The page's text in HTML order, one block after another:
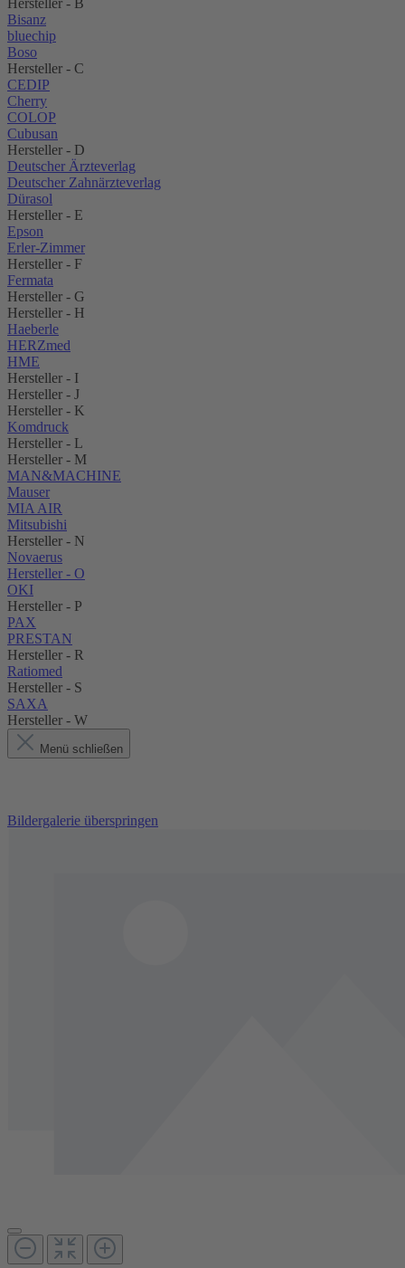
Hersteller - B
Bisanz
bluechip
Boso
Hersteller - C
CEDIP
Cherry
COLOP
Cubusan
Hersteller - D
Deutscher Ärzteverlag
Deutscher Zahnärzteverlag
Dürasol
Hersteller - E
Epson
Erler-Zimmer
Hersteller - F
Fermata
Hersteller - G
Hersteller - H
Haeberle
HERZmed
HME
Hersteller - I
Hersteller - J
Hersteller - K
Komdruck
Hersteller - L
Hersteller - M
MAN&MACHINE
Mauser
MIA AIR
Mitsubishi
Hersteller - N
Novaerus
Hersteller - O
OKI
Hersteller - P
PAX
PRESTAN
Hersteller - R
Ratiomed
Hersteller - S
SAXA
Hersteller - W
Menü schließen
Bildergalerie überspringen